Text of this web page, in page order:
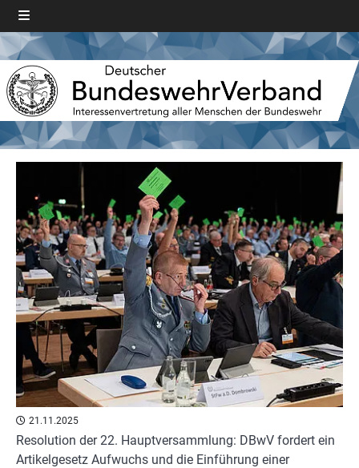
21.11.2025
Resolution der 22. Hauptversammlung: DBwV fordert ein
Artikelgesetz Aufwuchs und die Einführung einer